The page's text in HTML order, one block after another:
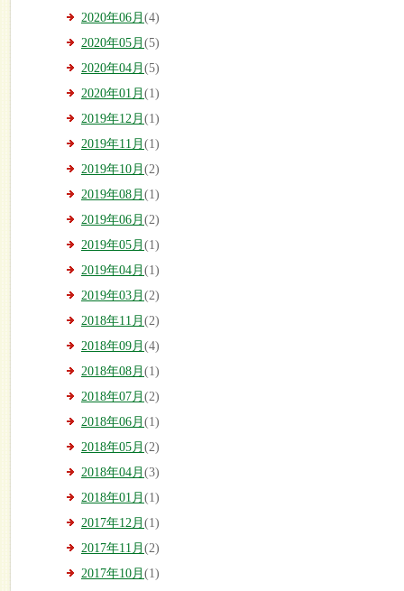
2020年06月 (4)
2020年05月 (5)
2020年04月 (5)
2020年01月 (1)
2019年12月 (1)
2019年11月 (1)
2019年10月 (2)
2019年08月 (1)
2019年06月 (2)
2019年05月 (1)
2019年04月 (1)
2019年03月 (2)
2018年11月 (2)
2018年09月 (4)
2018年08月 (1)
2018年07月 (2)
2018年06月 (1)
2018年05月 (2)
2018年04月 (3)
2018年01月 (1)
2017年12月 (1)
2017年11月 (2)
2017年10月 (1)